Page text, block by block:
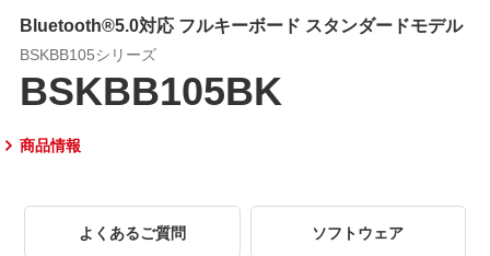
Bluetooth®5.0対応 フルキーボード スタンダードモデル
BSKBB105シリーズ
BSKBB105BK
商品情報
よくあるご質問 ソフトウェア